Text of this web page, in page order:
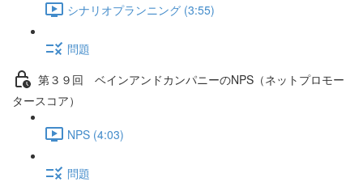
シナリオプランニング (3:55)
問題
第３９回 ベインアンドカンパニーのNPS（ネットプロモー
タースコア）
NPS (4:03)
問題